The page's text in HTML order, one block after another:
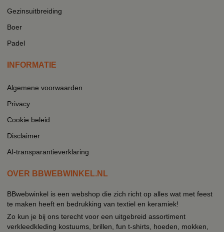
Gezinsuitbreiding
Boer
Padel
INFORMATIE
Algemene voorwaarden
Privacy
Cookie beleid
Disclaimer
AI-transparantieverklaring
OVER BBWEBWINKEL.NL
BBwebwinkel is een webshop die zich richt op alles wat met feest
te maken heeft en bedrukking van textiel en keramiek!
Zo kun je bij ons terecht voor een uitgebreid assortiment
verkleedkleding kostuums, brillen, fun t-shirts, hoeden, mokken,